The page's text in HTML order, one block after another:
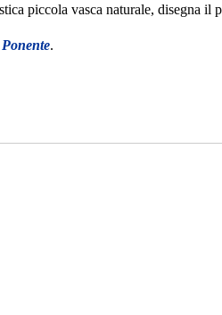
piccola vasca naturale, disegna il
.